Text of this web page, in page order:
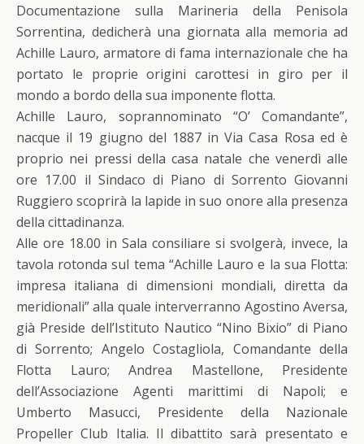
Documentazione sulla Marineria della Penisola
Sorrentina, dedicherà una giornata alla memoria ad
Achille Lauro, armatore di fama internazionale che ha
portato le proprie origini carottesi in giro per il
mondo a bordo della sua imponente flotta.
Achille Lauro, soprannominato “O’ Comandante”,
nacque il 19 giugno del 1887 in Via Casa Rosa ed è
proprio nei pressi della casa natale che venerdì alle
ore 17.00 il Sindaco di Piano di Sorrento Giovanni
Ruggiero scoprirà la lapide in suo onore alla presenza
della cittadinanza.
Alle ore 18.00 in Sala consiliare si svolgerà, invece, la
tavola rotonda sul tema “Achille Lauro e la sua Flotta:
impresa italiana di dimensioni mondiali, diretta da
meridionali” alla quale interverranno Agostino Aversa,
già Preside dell’Istituto Nautico “Nino Bixio” di Piano
di Sorrento; Angelo Costagliola, Comandante della
Flotta Lauro; Andrea Mastellone, Presidente
dell’Associazione Agenti marittimi di Napoli; e
Umberto Masucci, Presidente della Nazionale
Propeller Club Italia. Il dibattito sarà presentato e